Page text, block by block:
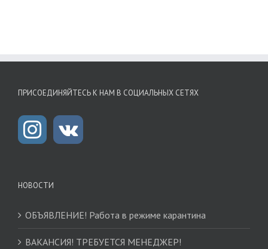
ПРИСОЕДИНЯЙТЕСЬ К НАМ В СОЦИАЛЬНЫХ СЕТЯХ
НОВОСТИ
ОБЪЯВЛЕНИЕ! Работа в режиме карантина
ВАКАНСИЯ! ТРЕБУЕТСЯ МЕНЕДЖЕР!